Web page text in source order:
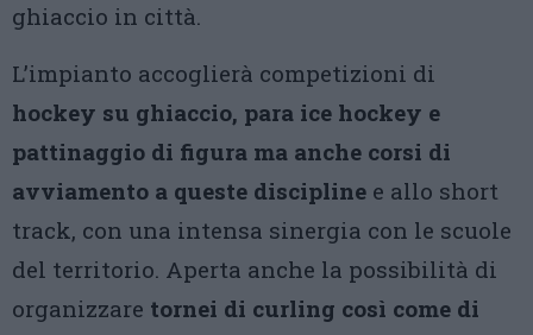
ghiaccio in città.
L’impianto accoglierà competizioni di
hockey su ghiaccio, para ice hockey e
pattinaggio di figura ma anche corsi di
avviamento a queste discipline e allo short
track, con una intensa sinergia con le scuole
del territorio. Aperta anche la possibilità di
organizzare tornei di curling così come di